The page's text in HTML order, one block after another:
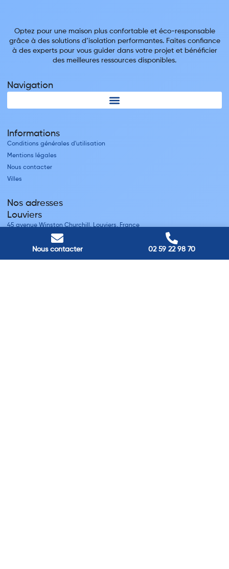
Nous contacter 02 59 22 98 70
Optez pour une maison plus confortable et éco-responsable
grâce à des solutions d’isolation performantes. Faites confiance
à des experts pour vous guider dans votre projet et bénéficier
des meilleures ressources disponibles.
Navigation
Informations
Conditions générales d'utilisation
Mentions légales
Nous contacter
Villes
Nos adresses
Louviers
45 avenue Winston Churchill, Louviers, France
Pont-Audemer
9 Rue du Président Georges Pompidou, Pont-Audemer, France